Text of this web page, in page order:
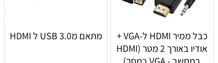
כבל ממיר HDMI ל-VGA +
אודיו באורך 2 מטר (HDMI
מתאם מUSB 3.0 ל HDMI